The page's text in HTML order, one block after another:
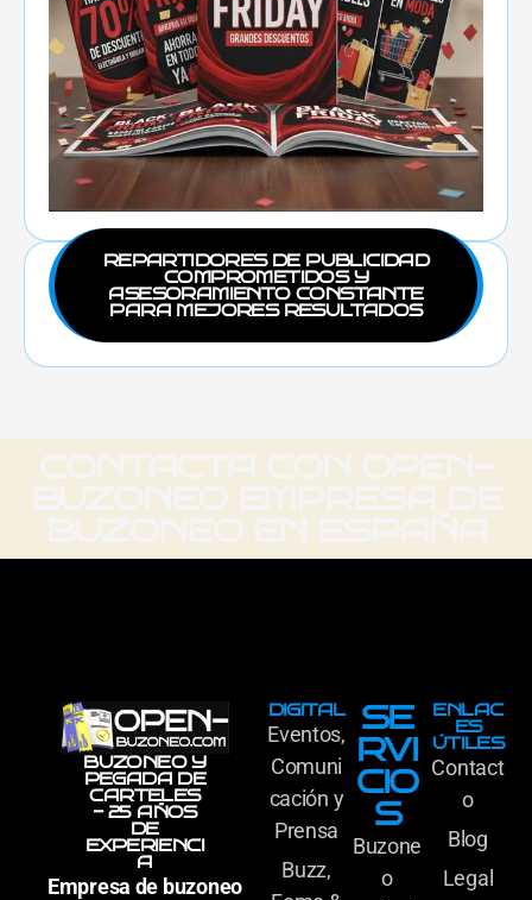
REPARTIDORES DE PUBLICIDAD
COMPROMETIDOS Y
ASESORAMIENTO CONSTANTE
PARA MEJORES RESULTADOS
BUZONEO Y
PEGADA DE
CARTELES
- 25 AÑOS
DE
EXPERIENCI
A
Empresa de buzoneo
DIGITAL
Eventos,
Comuni
cación y
Prensa
Buzz,
SE
RVI
CIO
S
Buzone
o
ENLAC
ES
ÚTILES
Contact
o
Blog
Legal